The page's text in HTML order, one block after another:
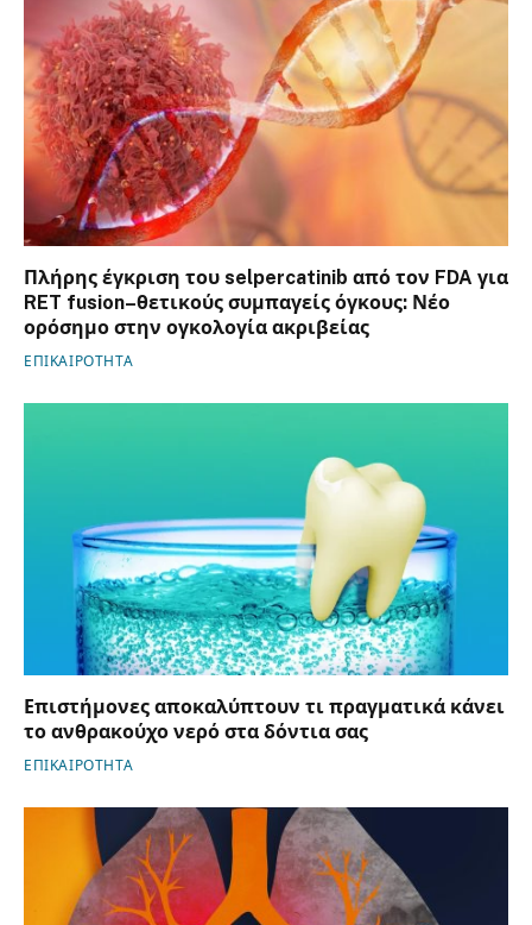
Πλήρης έγκριση του selpercatinib από τον FDA για
RET fusion–θετικούς συμπαγείς όγκους: Νέο
ορόσημο στην ογκολογία ακριβείας
ΕΠΙΚΑΙΡΟΤΗΤΑ
Επιστήμονες αποκαλύπτουν τι πραγματικά κάνει
το ανθρακούχο νερό στα δόντια σας
ΕΠΙΚΑΙΡΟΤΗΤΑ